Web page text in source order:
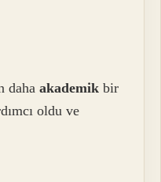
dahaakademik bir
oldu ve